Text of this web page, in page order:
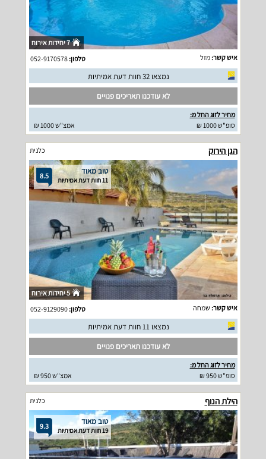
7 יחידות אירוח
איש קשר:מזל טלפון:052-9170578
נמצאו 32 חוות דעת אמיתיות
לא עודכנו תאריכים פנויים
מחיר לזוג החל מ:
סופ"ש 1000 ₪
אמצ"ש 1000 ₪
הגן הירוק כלנית
8.5 טוב מאוד
11 חוות דעת אמיתיות
5 יחידות אירוח
איש קשר: שמחה טלפון:052-9129090
נמצאו 11 חוות דעת אמיתיות
לא עודכנו תאריכים פנויים
מחיר לזוג החל מ:
סופ"ש 950 ₪
אמצ"ש 950 ₪
הילת הנוף כלנית
9.3 טוב מאוד
19 חוות דעת אמיתיות